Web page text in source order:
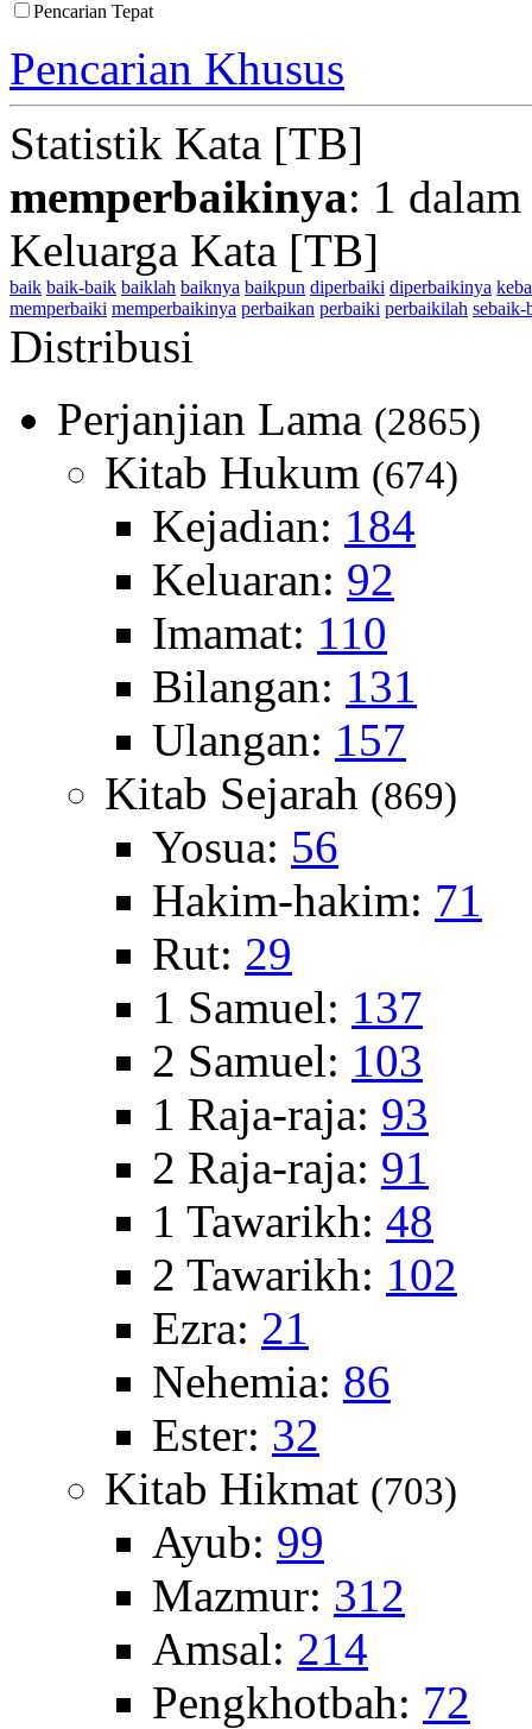
Pencarian Tepat
Pencarian Khusus
Statistik Kata [TB]
memperbaikinya: 1
Keluarga Kata [TB]
baik baik-baik baiklah baiknya baikpun diperbaiki diperbaikinya
memperbaiki memperbaikinya perbaikan perbaiki perbaikilah sebaik-
Distribusi
Perjanjian Lama (2865)
Kitab Hukum (674)
Kejadian: 184
Keluaran: 92
Imamat: 110
Bilangan: 131
Ulangan: 157
Kitab Sejarah (869)
Yosua: 56
Hakim-hakim: 71
Rut: 29
1 Samuel: 137
2 Samuel: 103
1 Raja-raja: 93
2 Raja-raja: 91
1 Tawarikh: 48
2 Tawarikh: 102
Ezra: 21
Nehemia: 86
Ester: 32
Kitab Hikmat (703)
Ayub: 99
Mazmur: 312
Amsal: 214
Pengkhotbah: 72